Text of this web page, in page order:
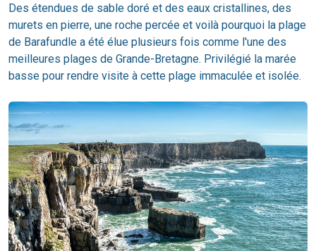
Des étendues de sable doré et des eaux cristallines, des
murets en pierre, une roche percée et voilà pourquoi la plage
de Barafundle a été élue plusieurs fois comme l'une des
meilleures plages de Grande-Bretagne. Privilégié la marée
basse pour rendre visite à cette plage immaculée et isolée.